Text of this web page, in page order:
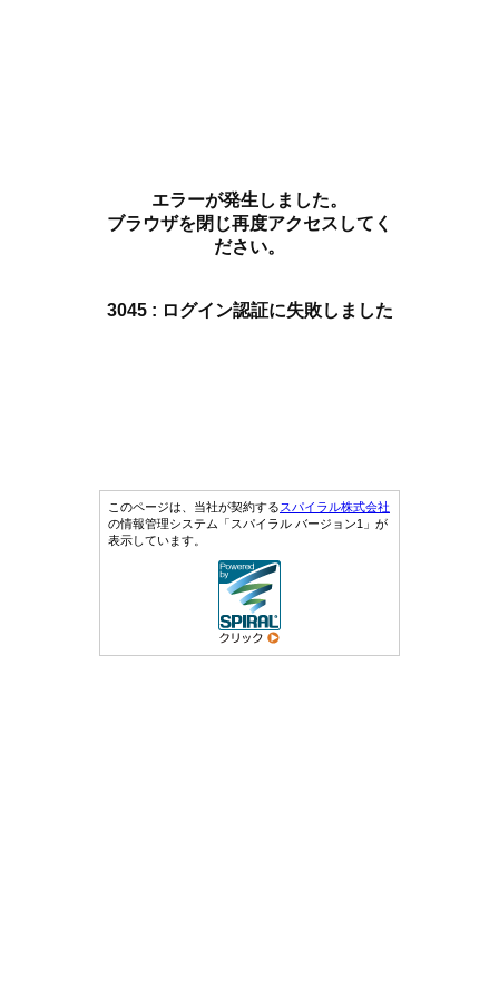
エラーが発生しました。
ブラウザを閉じ再度アクセスしてく
ださい。
3045 : ログイン認証に失敗しました
このページは、当社が契約するスパイラル株式会社
の情報管理システム「スパイラル バージョン1」が
表示しています。